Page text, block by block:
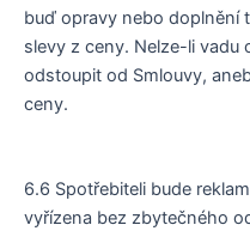
buď opravy nebo doplnění
slevy z ceny. Nelze-li vadu
odstoupit od Smlouvy,
ceny.
6.6 Spotřebiteli bude
vyřízena bez zbytečného